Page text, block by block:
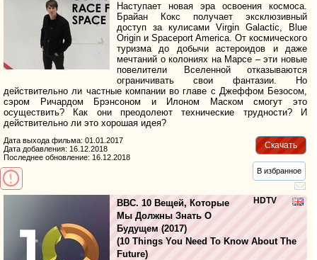
Наступает новая эра освоения космоса.
Брайан Кокс получает эксклюзивный
доступ за кулисами Virgin Galactic, Blue
Origin и Spaceport America. От космического
туризма до добычи астероидов и даже
мечтаний о колониях на Марсе – эти новые
повелители Вселенной отказываются
ограничивать свои фантазии. Но
действительно ли частные компании во главе с Джеффом Безосом,
сэром Ричардом Брэнсоном и Илоном Маском смогут это
осуществить? Как они преодолеют технические трудности? И
действительно ли это хорошая идея?
Скачать
Дата выхода фильма: 01.01.2017
Дата добавления: 16.12.2018
Последнее обновление: 16.12.2018
В избранное
HDTV
BBC. 10 Вещей, Которые
Мы Должны Знать О
Будущем (2017)
(10 Things You Need To Know About The
Future)